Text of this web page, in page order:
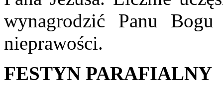
wynagrodzić Panu
nieprawości.
FESTYN PARAFIALNY